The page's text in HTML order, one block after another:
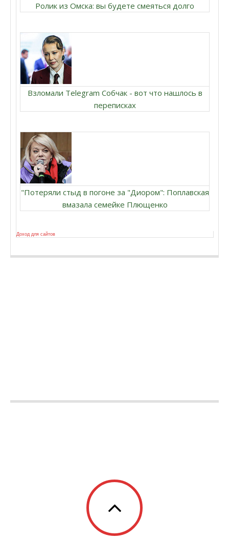
Ролик из Омска: вы будете смеяться долго
Взломали Telegram Собчак - вот что нашлось в
переписках
"Потеряли стыд в погоне за "Диором": Поплавская
вмазала семейке Плющенко
Доход для сайтов